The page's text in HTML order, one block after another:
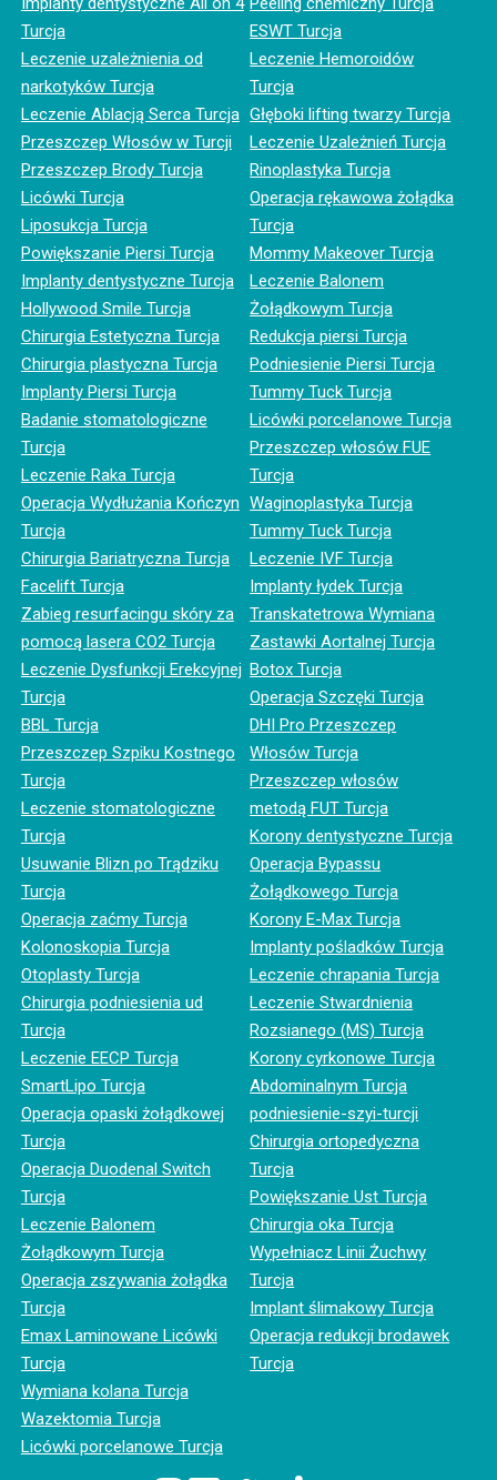
Turcja
Leczenie uzależnienia od
narkotyków Turcja
Leczenie Ablacją Serca Turcja
Przeszczep Włosów w Turcji
Przeszczep Brody Turcja
Licówki Turcja
Liposukcja Turcja
Powiększanie Piersi Turcja
Implanty dentystyczne Turcja
Hollywood Smile Turcja
Chirurgia Estetyczna Turcja
Chirurgia plastyczna Turcja
Implanty Piersi Turcja
Badanie stomatologiczne
Turcja
Leczenie Raka Turcja
Operacja Wydłużania Kończyn
Turcja
Chirurgia Bariatryczna Turcja
Facelift Turcja
Zabieg resurfacingu skóry za
pomocą lasera CO2 Turcja
Leczenie Dysfunkcji Erekcyjnej
Turcja
BBL Turcja
Przeszczep Szpiku Kostnego
Turcja
Leczenie stomatologiczne
Turcja
Usuwanie Blizn po Trądziku
Turcja
Operacja zaćmy Turcja
Kolonoskopia Turcja
Otoplasty Turcja
Chirurgia podniesienia ud
Turcja
Leczenie EECP Turcja
SmartLipo Turcja
Operacja opaski żołądkowej
Turcja
Operacja Duodenal Switch
Turcja
Leczenie Balonem
Żołądkowym Turcja
Operacja zszywania żołądka
Turcja
Emax Laminowane Licówki
Turcja
Wymiana kolana Turcja
Wazektomia Turcja
Licówki porcelanowe Turcja
ESWT Turcja
Leczenie Hemoroidów
Turcja
Głęboki lifting twarzy Turcja
Leczenie Uzależnień Turcja
Rinoplastyka Turcja
Operacja rękawowa żołądka
Turcja
Mommy Makeover Turcja
Leczenie Balonem
Żołądkowym Turcja
Redukcja piersi Turcja
Podniesienie Piersi Turcja
Tummy Tuck Turcja
Licówki porcelanowe Turcja
Przeszczep włosów FUE
Turcja
Waginoplastyka Turcja
Tummy Tuck Turcja
Leczenie IVF Turcja
Implanty łydek Turcja
Transkatetrowa Wymiana
Zastawki Aortalnej Turcja
Botox Turcja
Operacja Szczęki Turcja
DHI Pro Przeszczep
Włosów Turcja
Przeszczep włosów
metodą FUT Turcja
Korony dentystyczne Turcja
Operacja Bypassu
Żołądkowego Turcja
Korony E-Max Turcja
Implanty pośladków Turcja
Leczenie chrapania Turcja
Leczenie Stwardnienia
Rozsianego (MS) Turcja
Korony cyrkonowe Turcja
Abdominalnym Turcja
podniesienie-szyi-turcji
Chirurgia ortopedyczna
Turcja
Powiększanie Ust Turcja
Chirurgia oka Turcja
Wypełniacz Linii Żuchwy
Turcja
Implant ślimakowy Turcja
Operacja redukcji brodawek
Turcja